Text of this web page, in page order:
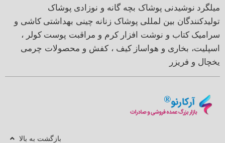
میلگرد نوشیدنی پوشاک بچه گانه و نوزادی پوشاک
تولیدکنندگان بین لمللی پوشاک زنانه چینی بهداشتی کاشی و
سرامیک کتاب و نوشت افزار کرم و مراقبت پوست کولر ،
اسپلیت، بخاری و هواساز کیف ، کفش و محصولات چرمی
یخچال و فریزر
بازگشت به بالا